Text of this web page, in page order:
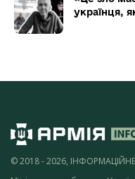
українця,
© 2018 - 2026,